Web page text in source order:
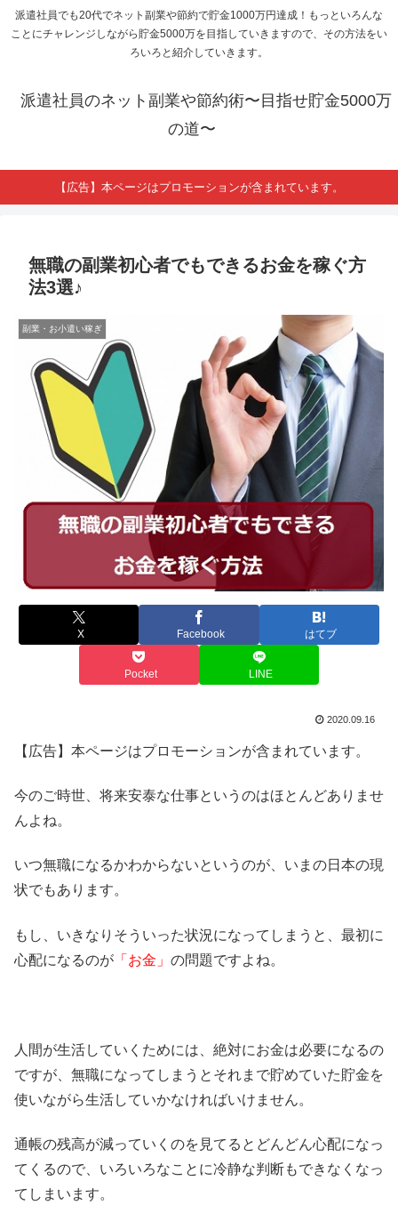
派遣社員でも20代でネット副業や節約で貯金1000万円達成！もっといろんな
ことにチャレンジしながら貯金5000万を目指していきますので、その方法をい
ろいろと紹介していきます。
派遣社員のネット副業や節約術〜目指せ貯金5000万
の道〜
【広告】本ページはプロモーションが含まれています。
無職の副業初心者でもできるお金を稼ぐ方
法3選♪
副業・お小遣い稼ぎ
X Facebook はてブ
Pocket LINE
2020.09.16
【広告】本ページはプロモーションが含まれています。
今のご時世、将来安泰な仕事というのはほとんどありませ
んよね。
いつ無職になるかわからないというのが、いまの日本の現
状でもあります。
もし、いきなりそういった状況になってしまうと、最初に
心配になるのが 「お金」 の問題ですよね。
人間が生活していくためには、絶対にお金は必要になるの
ですが、無職になってしまうとそれまで貯めていた貯金を
使いながら生活していかなければいけません。
通帳の残高が減っていくのを見てるとどんどん心配になっ
てくるので、いろいろなことに冷静な判断もできなくなっ
てしまいます。